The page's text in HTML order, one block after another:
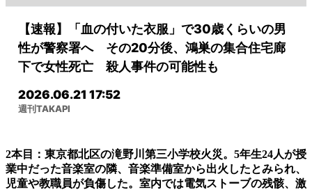
2本目：東京都北区の滝野川第三小学校火災。5年生24人が授
業中だった音楽室の隣、音楽準備室から出火したとみられ、
児童や教職員が負傷した。室内では電気ストーブの残骸、激